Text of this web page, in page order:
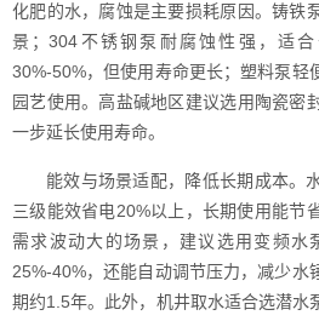
化肥的水，腐蚀是主要损耗原因。铸铁
景；304不锈钢泵耐腐蚀性强，适
30%-50%，但使用寿命更长；塑料泵轻
园艺使用。高盐碱地区建议选用陶瓷密
一步延长使用寿命。
能效与场景适配，降低长期成本。
三级能效省电20%以上，长期使用能节
需求波动大的场景，建议选用变频水
25%-40%，还能自动调节压力，减少水
期约1.5年。此外，机井取水适合选潜水